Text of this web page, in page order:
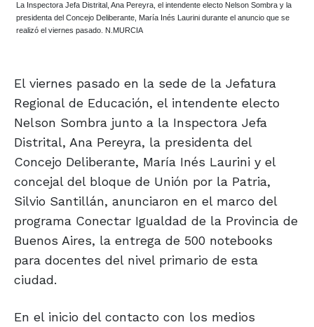
La Inspectora Jefa Distrital, Ana Pereyra, el intendente electo Nelson Sombra y la
presidenta del Concejo Deliberante, María Inés Laurini durante el anuncio que se
realizó el viernes pasado. N.MURCIA
El viernes pasado en la sede de la Jefatura
Regional de Educación, el intendente electo
Nelson Sombra junto a la Inspectora Jefa
Distrital, Ana Pereyra, la presidenta del
Concejo Deliberante, María Inés Laurini y el
concejal del bloque de Unión por la Patria,
Silvio Santillán, anunciaron en el marco del
programa Conectar Igualdad de la Provincia de
Buenos Aires, la entrega de 500 notebooks
para docentes del nivel primario de esta
ciudad.
En el inicio del contacto con los medios